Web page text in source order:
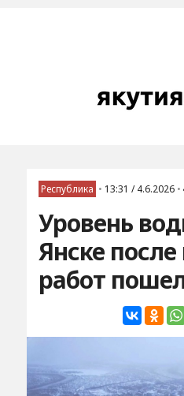
Республика • 13:31 / 4.6.2026 •
Уровень
Янске
работ